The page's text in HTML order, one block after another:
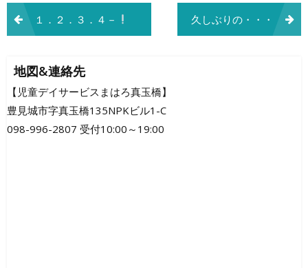
投
稿
ナ
ビ
ゲ
１．２．３．４－ 久しぶりの・・・
地図&連絡先
【児童デイサービスまはろ真玉橋】
豊見城市字真玉橋135NPKビル1-C
098-996-2807 受付10:00～19:00